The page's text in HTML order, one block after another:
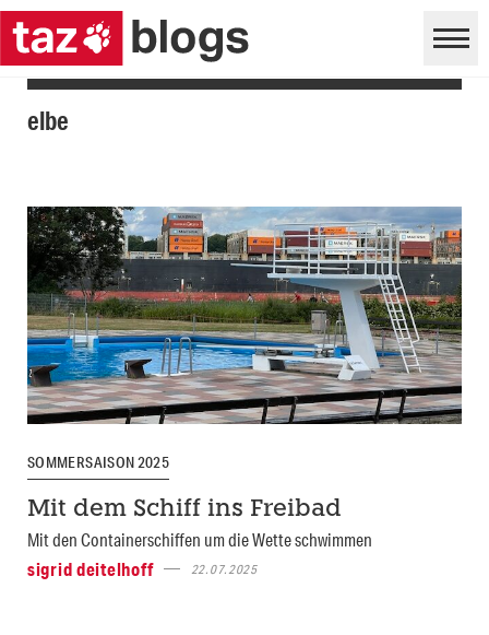
elbe
SOMMERSAISON 2025
Mit dem Schiff ins Freibad
Mit den Containerschiffen um die Wette schwimmen
sigrid deitelhoff
22.07.2025